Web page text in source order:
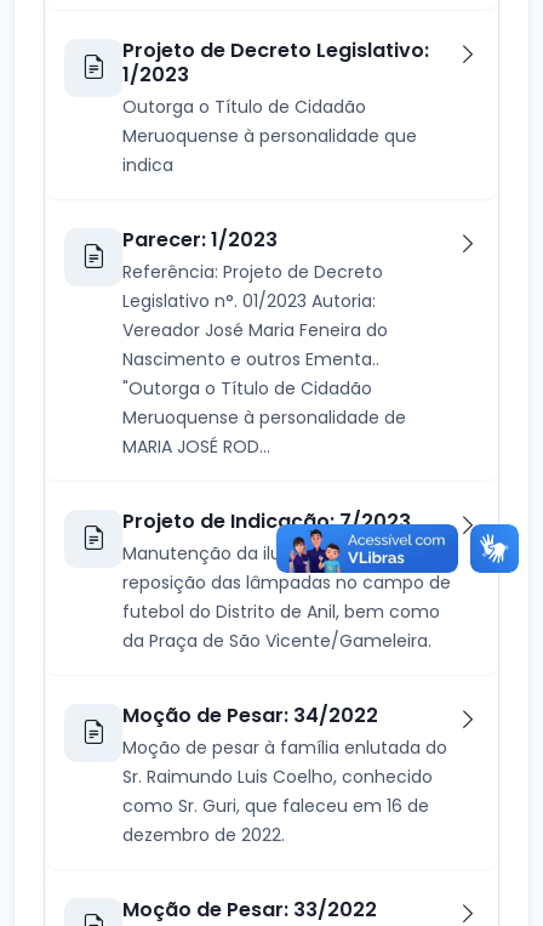
Projeto de Decreto Legislativo:
1/2023
Outorga o Título de Cidadão
Meruoquense à personalidade que
indica
Parecer: 1/2023
Referência: Projeto de Decreto
Legislativo n°. 01/2023 Autoria:
Vereador José Maria Feneira do
Nascimento e outros Ementa..
"Outorga o Título de Cidadão
Meruoquense à personalidade de
MARIA JOSÉ ROD...
Projeto de Indicação: 7/2023
Manutenção da iluminação com
reposição das lâmpadas no campo de
futebol do Distrito de Anil, bem como
da Praça de São Vicente/Gameleira.
Moção de Pesar: 34/2022
Moção de pesar à família enlutada do
Sr. Raimundo Luis Coelho, conhecido
como Sr. Guri, que faleceu em 16 de
dezembro de 2022.
Moção de Pesar: 33/2022